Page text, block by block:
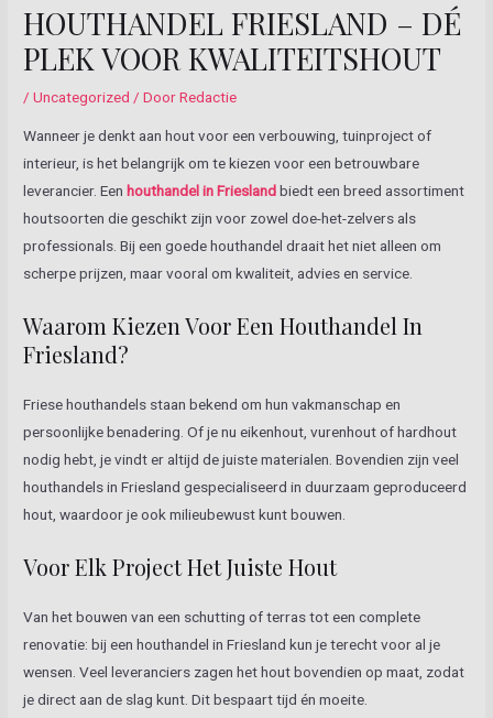
HOUTHANDEL FRIESLAND – DÉ
PLEK VOOR KWALITEITSHOUT
/Uncategorized / DoorRedactie
Wanneer je denkt aan hout voor een verbouwing, tuinproject of
interieur, is het belangrijk om te kiezen voor een betrouwbare
leverancier. Een houthandel in Frieslandbiedt een breed assortiment
houtsoorten die geschikt zijn voor zowel doe-het-zelvers als
professionals. Bij een goede houthandel draait het niet alleen om
scherpe prijzen, maar vooral om kwaliteit, advies en service.
Waarom Kiezen Voor Een Houthandel In
Friesland?
Friese houthandels staan bekend om hun vakmanschap en
persoonlijke benadering. Of je nu eikenhout, vurenhout of hardhout
nodig hebt, je vindt er altijd de juiste materialen. Bovendien zijn veel
houthandels in Friesland gespecialiseerd in duurzaam geproduceerd
hout, waardoor je ook milieubewust kunt bouwen.
Voor Elk Project Het Juiste Hout
Van het bouwen van een schutting of terras tot een complete
renovatie: bij een houthandel in Friesland kun je terecht voor al je
wensen. Veel leveranciers zagen het hout bovendien op maat, zodat
je direct aan de slag kunt. Dit bespaart tijd én moeite.